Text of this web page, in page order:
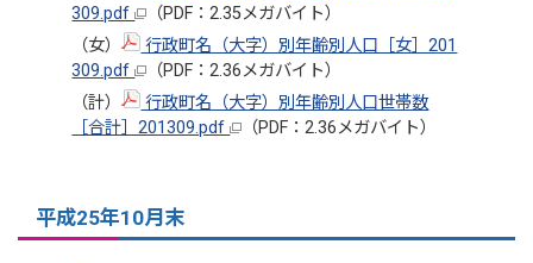
309.pdf
（PDF：2.35メガバイト）
（女）
行政町名（大字）別年齢別人口［女］201
309.pdf
（PDF：2.36メガバイト）
（計）
行政町名（大字）別年齢別人口世帯数
［合計］201309.pdf
（PDF：2.36メガバイト）
平成25年10月末